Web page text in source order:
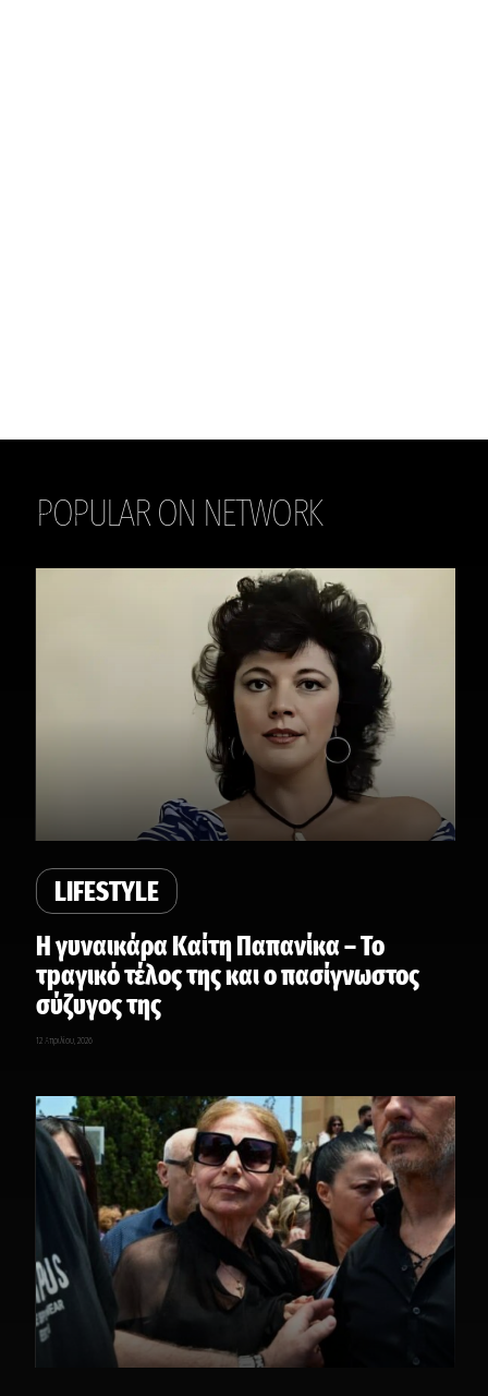
POPULAR ON NETWORK
THE DAILY
LIFESTYLE
Η γυναικάρα Καίτη Παπανίκα – Το
τpαγικό τέλος της και ο πασίγνωστος
σύζυγος της
12 Απριλίου, 2026